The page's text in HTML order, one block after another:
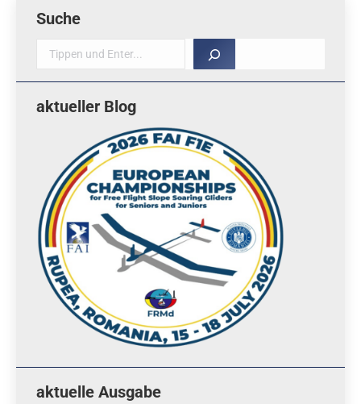
Suche
Suche
aktueller Blog
aktuelle Ausgabe